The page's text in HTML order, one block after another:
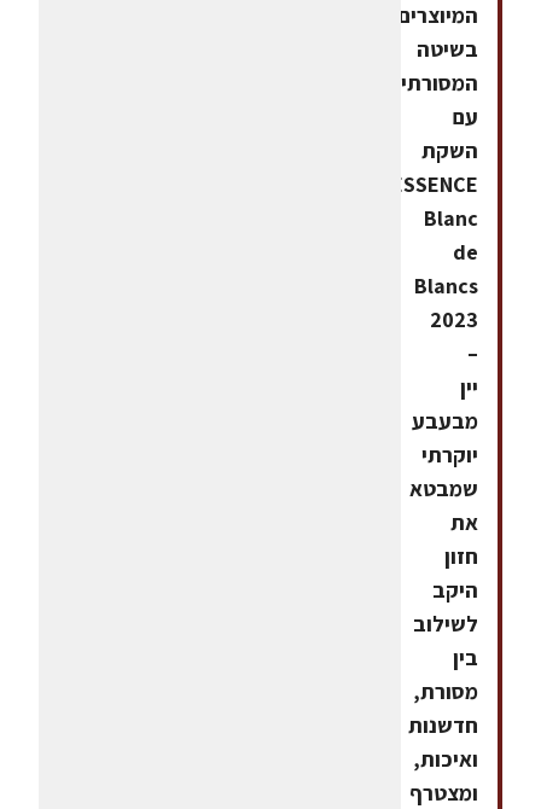
המיוצרים
בשיטה
המסורתית,
עם
השקת
ESSENCE
Blanc
de
Blancs
2023
–
יין
מבעבע
יוקרתי
שמבטא
את
חזון
היקב
לשילוב
בין
מסורת,
חדשנות
ואיכות,
ומצטרף